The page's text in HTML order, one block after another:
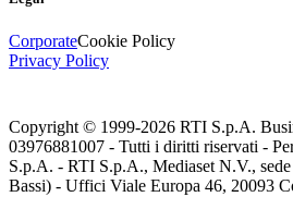
CorporateCookie Policy
Privacy Policy
Copyright © 1999-2026 RTI S.p.A.
03976881007 - Tutti i diritti riservati -
S.p.A. - RTI S.p.A., Mediaset N.V., sede
Bassi) - Uffici Viale Europa 46, 20093